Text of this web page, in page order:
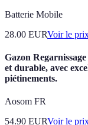
Batterie Mobile
28.00 EURVoir le
Gazon
et durable, avec
piétinements.
Aosom FR
54.90 EURVoir le